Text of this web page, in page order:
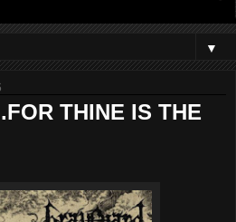
▼
THINE IS THE